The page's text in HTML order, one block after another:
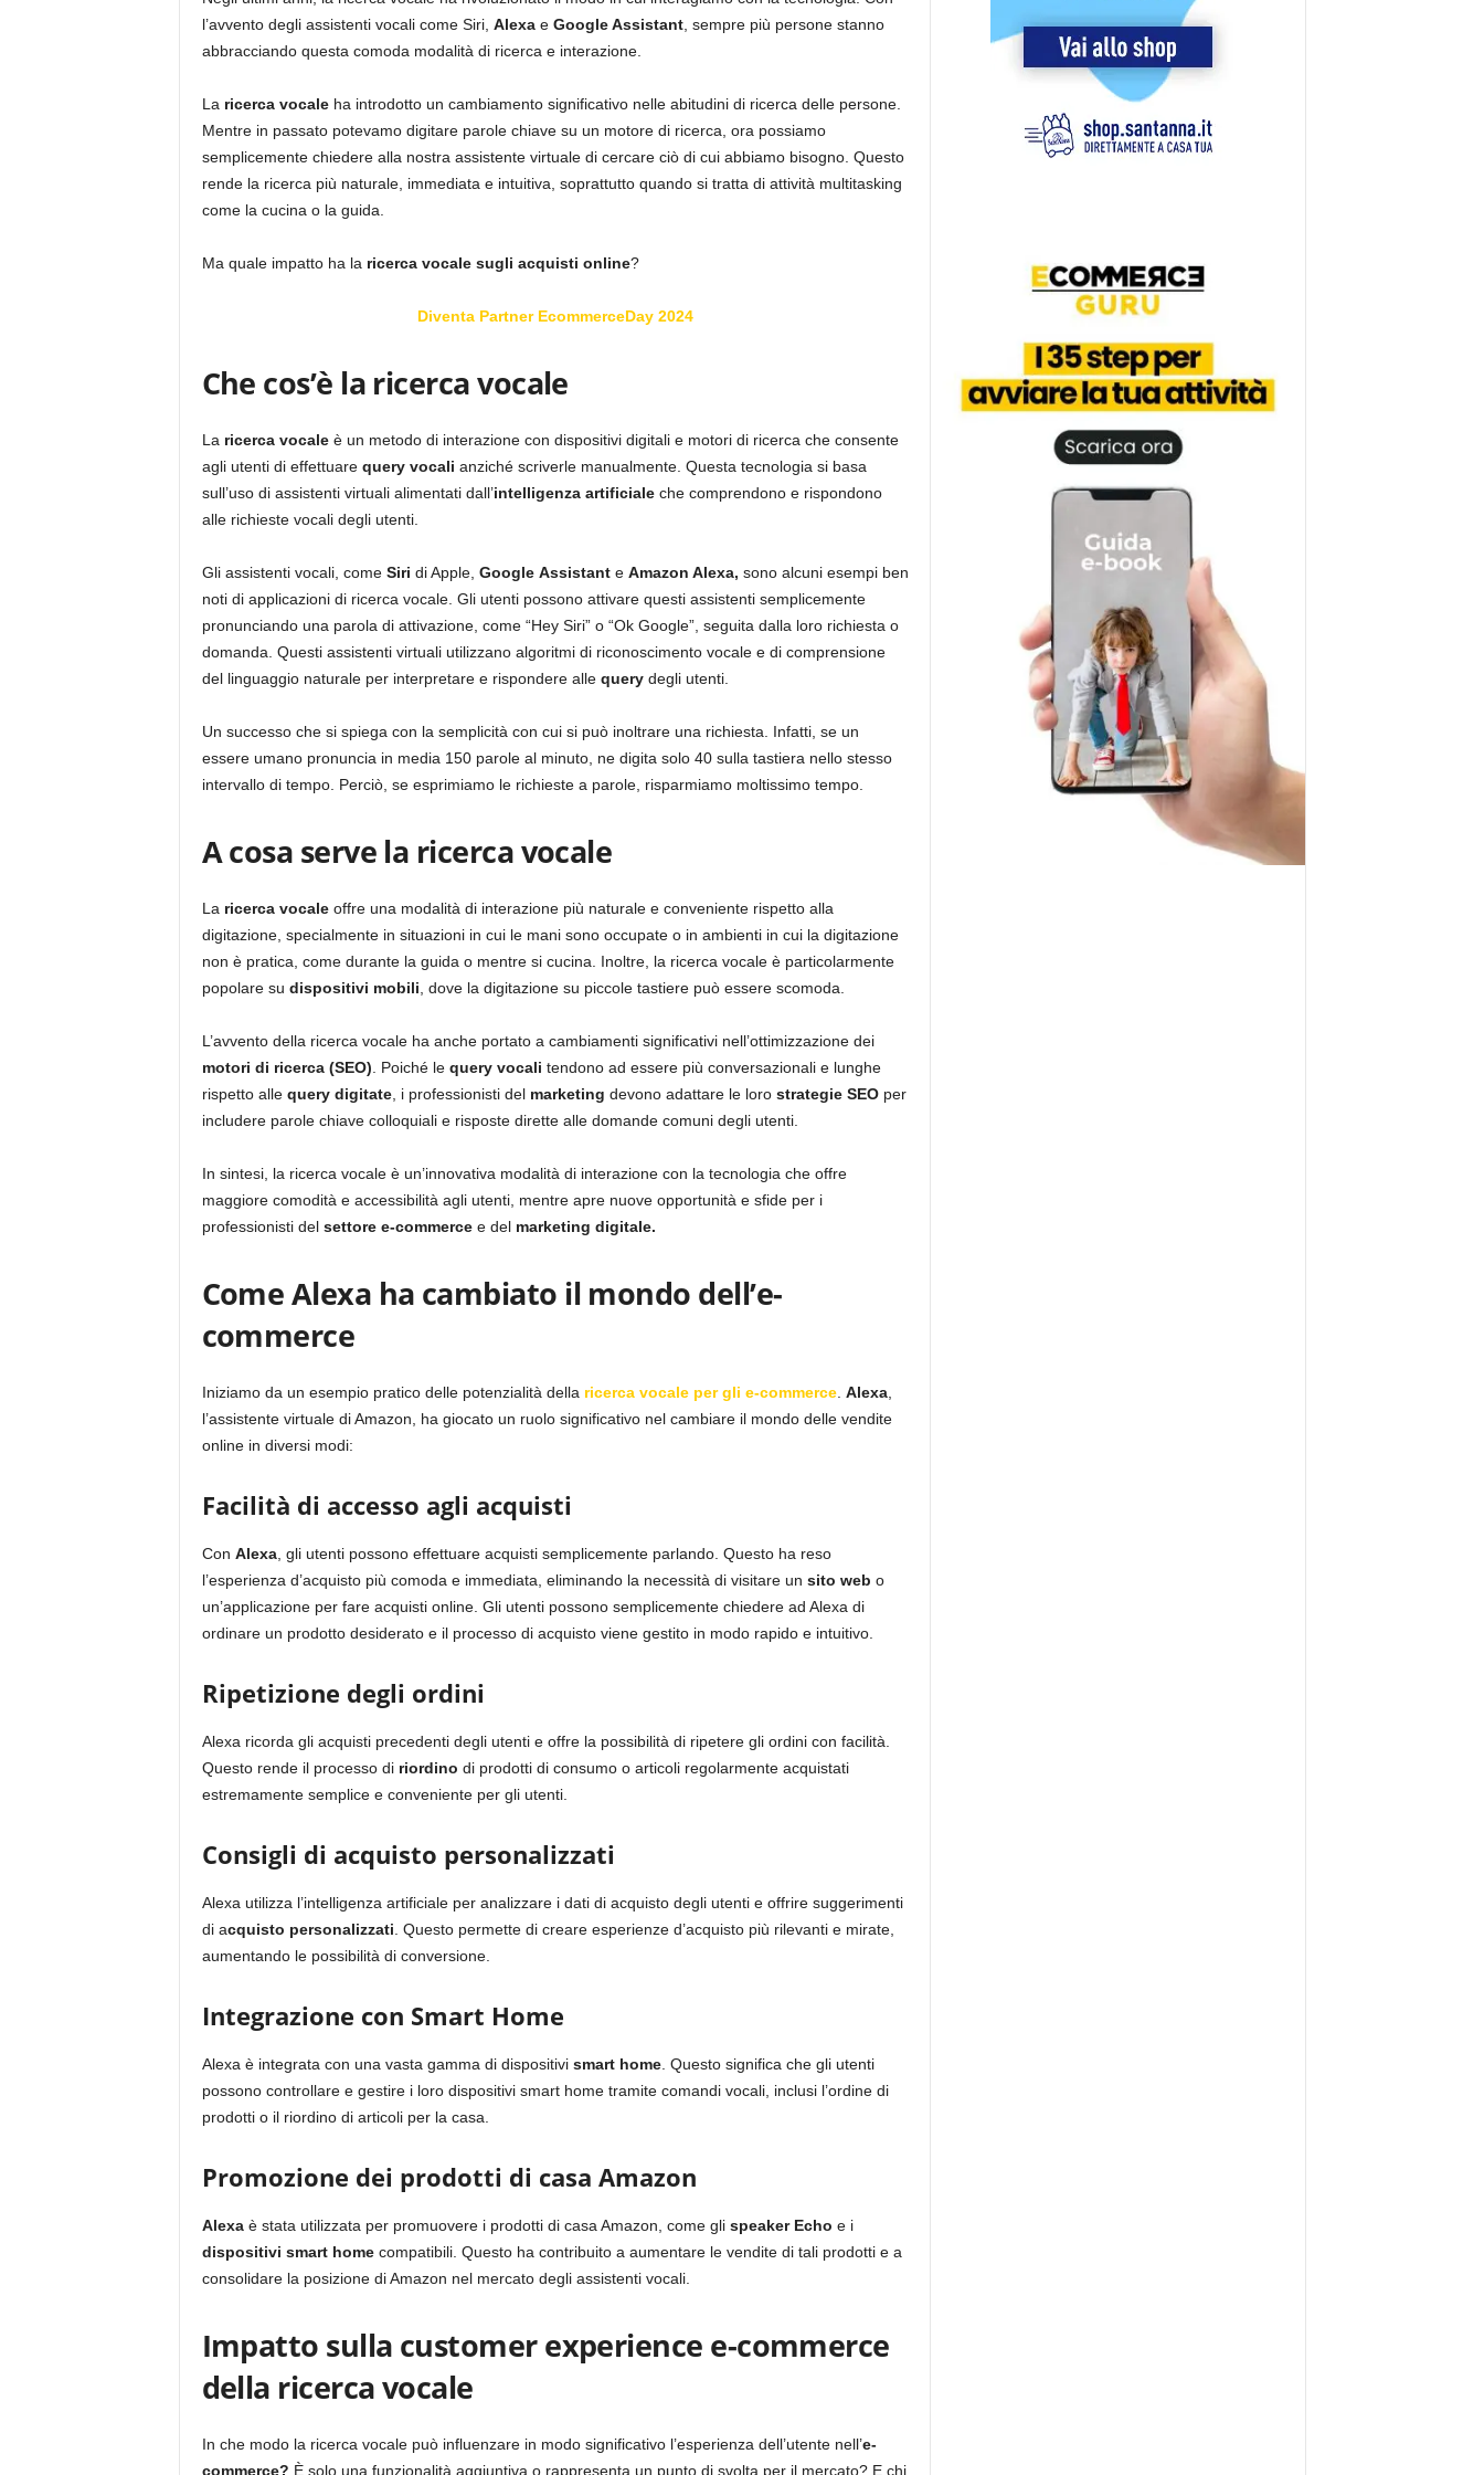
l’avvento degli assistenti vocali come Siri, AlexaeGoogle Assistant, sempre più persone stanno
abbracciando questa comoda modalità di ricerca e interazione.
La ricerca vocaleha introdotto un cambiamento significativo nelle abitudini di ricerca delle persone.
Mentre in passato potevamo digitare parole chiave su un motore di ricerca, ora possiamo
semplicemente chiedere alla nostra assistente virtuale di cercare ciò di cui abbiamo bisogno. Questo
rende la ricerca più naturale, immediata e intuitiva, soprattutto quando si tratta di attività multitasking
come la cucina o la guida.
Ma quale impatto ha la ricerca vocale sugli acquisti online?
Diventa Partner EcommerceDay 2024
Che cos’è la ricerca vocale
La ricerca vocale è un metodo di interazione con dispositivi digitali e motori di ricerca che consente
agli utenti di effettuare query vocali anziché scriverle manualmente. Questa tecnologia si basa
sull’uso di assistenti virtuali alimentati dall’intelligenza artificiale che comprendono e rispondono
alle richieste vocali degli utenti.
Gli assistenti vocali, come Siri di Apple, Google Assistante Amazon Alexa, sono alcuni esempi ben
noti di applicazioni di ricerca vocale. Gli utenti possono attivare questi assistenti semplicemente
pronunciando una parola di attivazione, come “Hey Siri” o “Ok Google”, seguita dalla loro richiesta o
domanda. Questi assistenti virtuali utilizzano algoritmi di riconoscimento vocale e di comprensione
del linguaggio naturale per interpretare e rispondere alle querydegli utenti.
Un successo che si spiega con la semplicità con cui si può inoltrare una richiesta. Infatti, se un
essere umano pronuncia in media 150 parole al minuto, ne digita solo 40 sulla tastiera nello stesso
intervallo di tempo. Perciò, se esprimiamo le richieste a parole, risparmiamo moltissimo tempo.
A cosa serve la ricerca vocale
La ricerca vocaleoffre una modalità di interazione più naturale e conveniente rispetto alla
digitazione, specialmente in situazioni in cui le mani sono occupate o in ambienti in cui la digitazione
non è pratica, come durante la guida o mentre si cucina. Inoltre, la ricerca vocale è particolarmente
popolare su dispositivi mobili , dove la digitazione su piccole tastiere può essere scomoda.
L’avvento della ricerca vocale ha anche portato a cambiamenti significativi nell’ottimizzazione dei
motori di ricerca (SEO) . Poiché le query vocali tendono ad essere più conversazionali e lunghe
rispetto alle query digitate, i professionisti del marketing devono adattare le loro strategie SEOper
includere parole chiave colloquiali e risposte dirette alle domande comuni degli utenti.
In sintesi, la ricerca vocale è un’innovativa modalità di interazione con la tecnologia che offre
maggiore comodità e accessibilità agli utenti, mentre apre nuove opportunità e sfide per i
professionisti del settore e-commercee del marketing digitale.
Come Alexa ha cambiato il mondo dell’e-
commerce
Iniziamo da un esempio pratico delle potenzialità della ricerca vocale per gli e-commerce. Alexa,
l’assistente virtuale di Amazon, ha giocato un ruolo significativo nel cambiare il mondo delle vendite
online in diversi modi:
Facilità di accesso agli acquisti
Con Alexa, gli utenti possono effettuare acquisti semplicemente parlando. Questo ha reso
l’esperienza d’acquisto più comoda e immediata, eliminando la necessità di visitare un sito web o
un’applicazione per fare acquisti online. Gli utenti possono semplicemente chiedere ad Alexa di
ordinare un prodotto desiderato e il processo di acquisto viene gestito in modo rapido e intuitivo.
Ripetizione degli ordini
Alexa ricorda gli acquisti precedenti degli utenti e offre la possibilità di ripetere gli ordini con facilità.
Questo rende il processo di riordino di prodotti di consumo o articoli regolarmente acquistati
estremamente semplice e conveniente per gli utenti.
Consigli di acquisto personalizzati
Alexa utilizza l’intelligenza artificiale per analizzare i dati di acquisto degli utenti e offrire suggerimenti
di acquisto personalizzati . Questo permette di creare esperienze d’acquisto più rilevanti e mirate,
aumentando le possibilità di conversione.
Integrazione con Smart Home
Alexa è integrata con una vasta gamma di dispositivi smart home. Questo significa che gli utenti
possono controllare e gestire i loro dispositivi smart home tramite comandi vocali, inclusi l’ordine di
prodotti o il riordino di articoli per la casa.
Promozione dei prodotti di casa Amazon
Alexaè stata utilizzata per promuovere i prodotti di casa Amazon, come gli speaker Echo e i
dispositivi smart home compatibili. Questo ha contribuito a aumentare le vendite di tali prodotti e a
consolidare la posizione di Amazon nel mercato degli assistenti vocali.
Impatto sulla customer experience e-commerce
della ricerca vocale
In che modo la ricerca vocale può influenzare in modo significativo l’esperienza dell’utente nell’e-
commerce? È solo una funzionalità aggiuntiva o rappresenta un punto di svolta per il mercato? E chi